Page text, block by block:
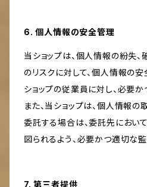
6. 個人情報の安全管理
当ショップは、個人情報の紛失
のリスクに対して、個人情報の
ショップの従業員に対し、必要
また、当ショップは、個人情報
委託する場合は、委託先におい
図られるよう、必要かつ適切な監
7. 第三者提供